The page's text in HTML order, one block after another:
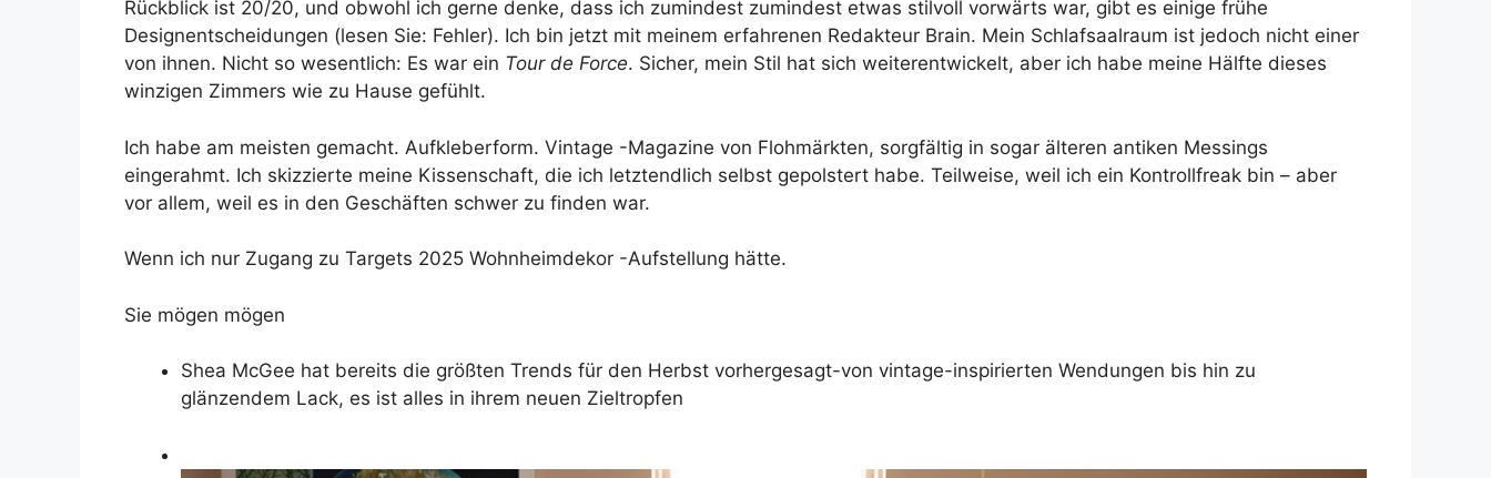
Rückblick ist 20/20, und obwohl ich gerne denke, dass ich zumindest zumindest etwas stilvoll vorwärts war, gibt es einige frühe
Designentscheidungen (lesen Sie: Fehler). Ich bin jetzt mit meinem erfahrenen Redakteur Brain. Mein Schlafsaalraum ist jedoch nicht einer
von ihnen. Nicht so wesentlich: Es war ein Tour de Force. Sicher, mein Stil hat sich weiterentwickelt, aber ich habe meine Hälfte dieses
winzigen Zimmers wie zu Hause gefühlt.
Ich habe am meisten gemacht. Aufkleberform. Vintage -Magazine von Flohmärkten, sorgfältig in sogar älteren antiken Messings
eingerahmt. Ich skizzierte meine Kissenschaft, die ich letztendlich selbst gepolstert habe. Teilweise, weil ich ein Kontrollfreak bin – aber
vor allem, weil es in den Geschäften schwer zu finden war.
Wenn ich nur Zugang zu Targets 2025 Wohnheimdekor -Aufstellung hätte.
Sie mögen mögen
Shea McGee hat bereits die größten Trends für den Herbst vorhergesagt-von vintage-inspirierten Wendungen bis hin zu
glänzendem Lack, es ist alles in ihrem neuen Zieltropfen